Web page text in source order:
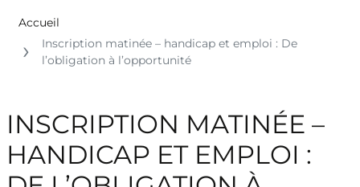
Accueil
Inscription matinée – handicap et emploi : De
l’obligation à l’opportunité
INSCRIPTION MATINÉE –
HANDICAP ET EMPLOI :